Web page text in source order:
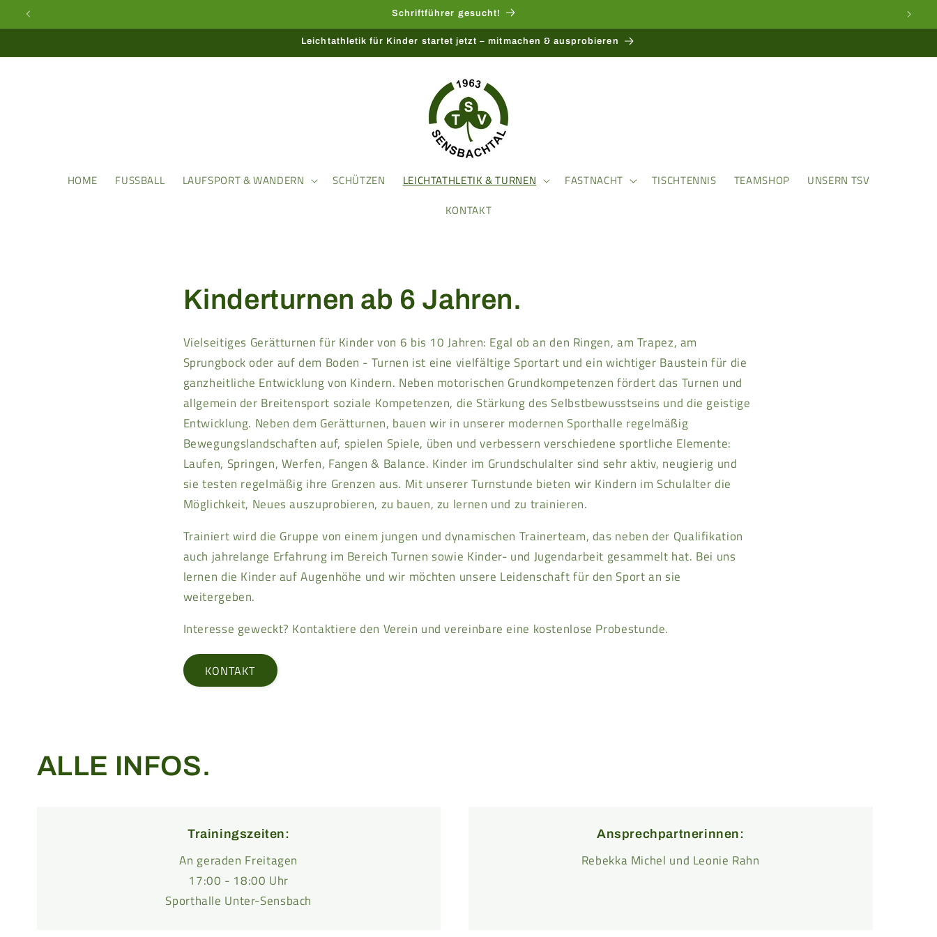
zum
Inhalt
Schriftführer gesucht!
Leichtathletik für Kinder startet jetzt – mitmachen & ausprobieren
HOME FUSSBALL LAUFSPORT & WANDERN SCHÜTZEN LEICHTATHLETIK & TURNEN FASTNACHT TISCHTENNIS TEAMSHOP
UNSERN TSV
KONTAKT
Kinderturnen ab 6 Jahren.
Vielseitiges Gerätturnen für Kinder von 6 bis 10 Jahren: Egal ob an den Ringen, am Trapez, am
Sprungbock oder auf dem Boden - Turnen ist eine vielfältige Sportart und ein wichtiger Baustein für die
ganzheitliche Entwicklung von Kindern. Neben motorischen Grundkompetenzen fördert das Turnen und
allgemein der Breitensport soziale Kompetenzen, die Stärkung des Selbstbewusstseins und die geistige
Entwicklung. Neben dem Gerätturnen, bauen wir in unserer modernen Sporthalle regelmäßig
Bewegungslandschaften auf, spielen Spiele, üben und verbessern verschiedene sportliche Elemente:
Laufen, Springen, Werfen, Fangen & Balance. Kinder im Grundschulalter sind sehr aktiv, neugierig und
sie testen regelmäßig ihre Grenzen aus. Mit unserer Turnstunde bieten wir Kindern im Schulalter die
Möglichkeit, Neues auszuprobieren, zu bauen, zu lernen und zu trainieren.
Trainiert wird die Gruppe von einem jungen und dynamischen Trainerteam, das neben der Qualifikation
auch jahrelange Erfahrung im Bereich Turnen sowie Kinder- und Jugendarbeit gesammelt hat. Bei uns
lernen die Kinder auf Augenhöhe und wir möchten unsere Leidenschaft für den Sport an sie
weitergeben.
Interesse geweckt? Kontaktiere den Verein und vereinbare eine kostenlose Probestunde.
KONTAKT
ALLE INFOS.
Trainingszeiten:
An geraden Freitagen
17:00 - 18:00 Uhr
Sporthalle Unter-Sensbach
Ansprechpartnerinnen:
Rebekka Michel und Leonie Rahn